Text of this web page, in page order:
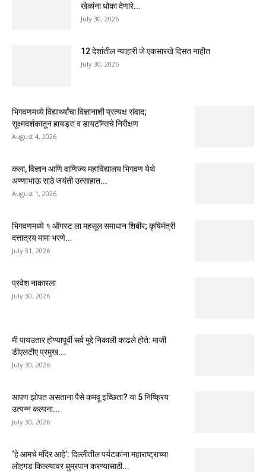
खेळांना धोका देणारे...
July 30, 2026
12 देशांतील न्याहारी जे एकसारखे दिसत नाहीत
July 30, 2026
भिगवणमध्ये विद्यार्थ्यांचा विज्ञानाशी प्रत्यक्ष संवाद;
सूक्ष्मदर्शकातून हायड्रा व डायटॉम्सचे निरीक्षण
August 4, 2026
कला, विज्ञान आणि वाणिज्य महाविद्यालय भिगवण येथे
अण्णाभाऊ साठे जयंती उत्साहात...
August 1, 2026
भिगवणमध्ये १ ऑगस्ट ला महसूल समाधान शिबीर; कृषिमंत्री
दत्तात्रय मामा भरणे...
July 31, 2026
प्रवेश नाकारला
July 30, 2026
मी पायउतार होण्यापूर्वी सर्व मुद्दे निकाली काढले होते: माजी
डीएलटीए प्रमुख...
July 30, 2026
आपण झोपत असताना पैसे कमवू इच्छिता? या 5 निष्क्रिय
उत्पन्न कल्पना...
July 30, 2026
‘हे आमचे मंदिर आहे’: दिल्लीतील पर्यटकांना महाराष्ट्राच्या
लोहगड किल्ल्यावर धुम्रपान करण्यासाठी...